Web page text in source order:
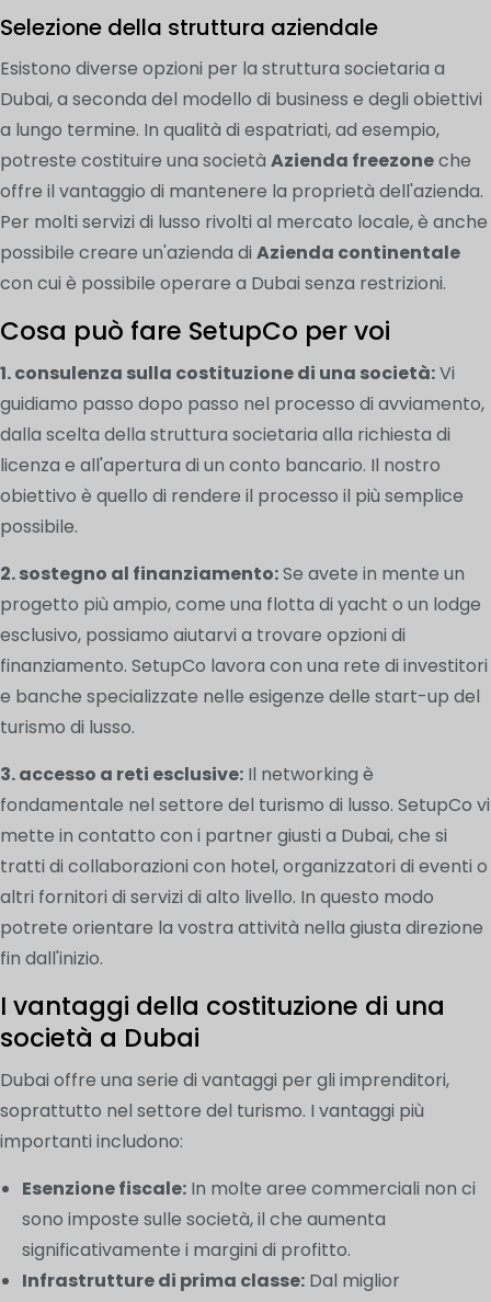
Selezione della struttura aziendale
Esistono diverse opzioni per la struttura societaria a
Dubai, a seconda del modello di business e degli obiettivi
a lungo termine. In qualità di espatriati, ad esempio,
potreste costituire una società Azienda freezoneche
offre il vantaggio di mantenere la proprietà dell'azienda.
Per molti servizi di lusso rivolti al mercato locale, è anche
possibile creare un'azienda di Azienda continentale
con cui è possibile operare a Dubai senza restrizioni.
Cosa può fare SetupCo per voi
1. consulenza sulla costituzione di una società:Vi
guidiamo passo dopo passo nel processo di avviamento,
dalla scelta della struttura societaria alla richiesta di
licenza e all'apertura di un conto bancario. Il nostro
obiettivo è quello di rendere il processo il più semplice
possibile.
2. sostegno al finanziamento:Se avete in mente un
progetto più ampio, come una flotta di yacht o un lodge
esclusivo, possiamo aiutarvi a trovare opzioni di
finanziamento. SetupCo lavora con una rete di investitori
e banche specializzate nelle esigenze delle start-up del
turismo di lusso.
3. accesso a reti esclusive: Il networking è
fondamentale nel settore del turismo di lusso. SetupCo vi
mette in contatto con i partner giusti a Dubai, che si
tratti di collaborazioni con hotel, organizzatori di eventi o
altri fornitori di servizi di alto livello. In questo modo
potrete orientare la vostra attività nella giusta direzione
fin dall'inizio.
I vantaggi della costituzione di una
società a Dubai
Dubai offre una serie di vantaggi per gli imprenditori,
soprattutto nel settore del turismo. I vantaggi più
importanti includono:
Esenzione fiscale: In molte aree commerciali non ci
sono imposte sulle società, il che aumenta
significativamente i margini di profitto.
Infrastrutture di prima classe: Dal miglior